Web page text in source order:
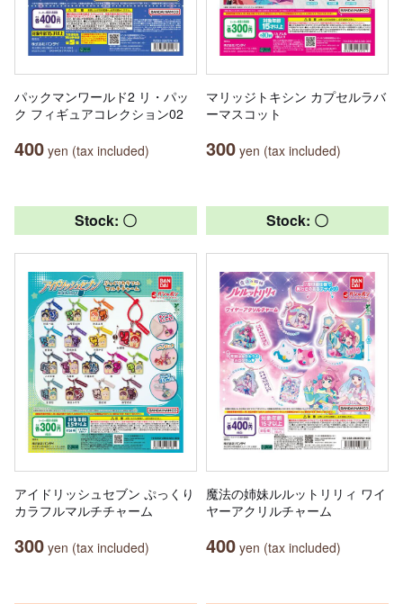
パックマンワールド2 リ・パッ
ク フィギュアコレクション02
400 yen (tax included)
マリッジトキシン カプセルラバ
ーマスコット
300 yen (tax included)
Stock: 〇
アイドリッシュセブン ぷっくり
カラフルマルチチャーム
300 yen (tax included)
Stock: 〇
魔法の姉妹ルルットリリィ ワイ
ヤーアクリルチャーム
400 yen (tax included)